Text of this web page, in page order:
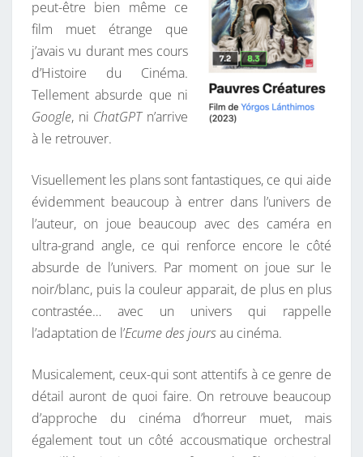
peut-être bien même ce
film muet étrange que
j’avais vu durant mes cours
d’Histoire du Cinéma.
Tellement absurde que ni
Google, ni ChatGPTn’arrive
à le retrouver.
Visuellement les plans sont fantastiques, ce qui aide
évidemment beaucoup à entrer dans l’univers de
l’auteur, on joue beaucoup avec des caméra en
ultra-grand angle, ce qui renforce encore le côté
absurde de l’univers. Par moment on joue sur le
noir/blanc, puis la couleur apparait, de plus en plus
contrastée… avec un univers qui rappelle
l’adaptation de l’Ecume des joursau cinéma.
Musicalement, ceux-qui sont attentifs à ce genre de
détail auront de quoi faire. On retrouve beaucoup
d’approche du cinéma d’horreur muet, mais
également tout un côté accousmatique orchestral